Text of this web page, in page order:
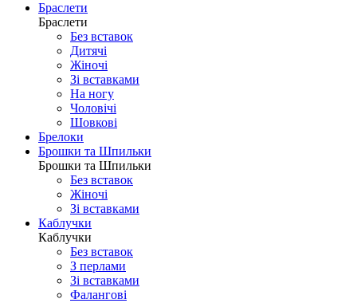
Браслети
Браслети
Без вставок
Дитячі
Жіночі
Зі вставками
На ногу
Чоловічі
Шовковi
Брелоки
Брошки та Шпильки
Брошки та Шпильки
Без вставок
Жіночі
Зі вставками
Каблучки
Каблучки
Без вставок
З перлами
Зі вставками
Фаланговi